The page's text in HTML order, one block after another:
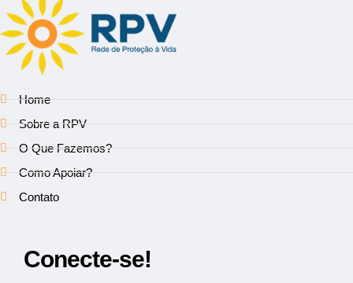
Home
Sobre a RPV
O Que Fazemos?
Como Apoiar?
Contato
Conecte-se!